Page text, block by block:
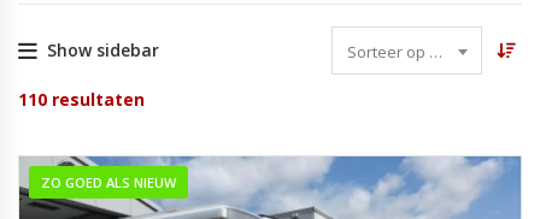
Show sidebar Sorteer op datum
110 resultaten
ZO GOED ALS NIEUW